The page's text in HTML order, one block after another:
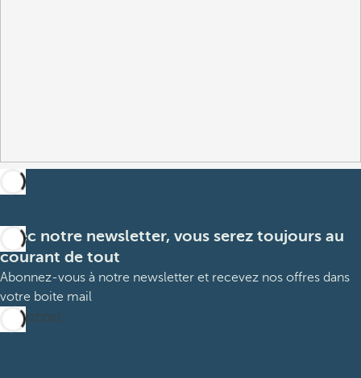
Avec notre newsletter, vous serez toujours au
courant de tout
Abonnez-vous à notre newsletter et recevez nos offres dans
votre boite mail
M’abonner